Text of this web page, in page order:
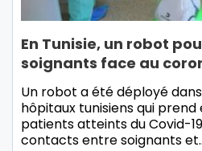
En Tunisie, un robot
soignants face au
Un robot a été déployé
hôpitaux tunisiens qui
patients atteints du Covid-
contacts entre soignants